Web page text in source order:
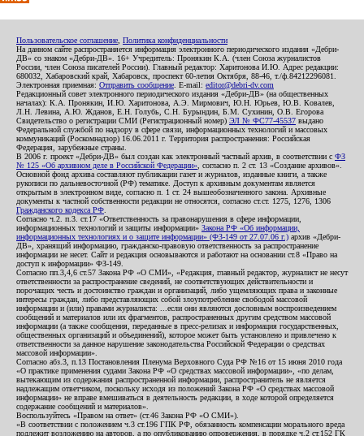
Пользовательское соглашение Политика конфиденциальности
На данном сайте распространяется информация электронного периодического издания «Дебри-
ДВ» со знаком «Дебри-ДВ». 16+ Учредитель: Пронякин К.А. (член Союза журналистов
России, член Союза писателей России). Главный редактор: Харитонова И.Ю. Адрес редакции:
680032, Хабаровский край, Хабаровск, проспект 60-летия Октября, 88-46, т./ф.84212296081.
Электронная приемная: Отправить сообщение . E-mail: editor@debri-dv.com
Редакционный совет электронного периодического издания «Дебри-ДВ» (на общественных
началах): К.А. Пронякин, И.Ю. Харитонова, А.Э. Мирмович, Ю.Н. Юрьев, Ю.В. Ковалев,
Л.Н. Левина, А.Ю. Жданов, Е.Н. Голубь, С.Н. Бурындин, Б.М. Сухинин, О.В. Егорова
Свидетельство о регистрации СМИ (Регистрационный номер) ЭЛ № ФС77-45537 выдано
Федеральной службой по надзору в сфере связи, информационных технологий и массовых
коммуникаций (Роскомнадзор) 16.06.2011 г. Территория распространения: Российская
Федерация, зарубежные страны.
В 2006 г. проект «Дебри-ДВ» был создан как электронный частный архив, в соответствии с ФЗ
№ 125 «Об архивном деле в Российской Федерации» , согласно п. 2 ст. 13 «Создание архивов».
Основной фонд архива составляют публикации газет и журналов, изданные книги, а также
рукописи по дальневосточной (РФ) тематике. Доступ к архивным документам является
открытым в электронном виде, согласно п. 1 ст. 24 вышеобозначенного закона. Архивные
документы к частной собственности редакции не относятся, согласно ст.ст. 1275, 1276, 1306
Гражданского кодекса РФ
Согласно ч.2. п.3. ст.17 «Ответственность за правонарушения в сфере информации,
информационных технологий и защиты информации» Закона РФ «Об информации,
информационных технологиях и о защите информации» (ФЗ-149 от 27.07.06 г.) архив «Дебри-
ДВ», хранящий информацию, гражданско-правовую ответственность за распространение
информации не несет. Сайт и редакция основываются и работают на основании ст.8 «Право на
доступ к информации» ФЗ-149.
Согласно пп.3,4,6 ст.57 Закона РФ «О СМИ», «Редакция, главный редактор, журналист не несут
ответственности за распространение сведений, не соответствующих действительности и
порочащих честь и достоинство граждан и организаций, либо ущемляющих права и законные
интересы граждан, либо представляющих собой злоупотребление свободой массовой
информации и (или) правами журналиста: ...если они являются дословным воспроизведением
сообщений и материалов или их фрагментов, распространенных другим средством массовой
информации (а также сообщения, переданные в пресс-релизах и информация государственных,
общественных организаций и объединений), которое может быть установлено и привлечено к
ответственности за данное нарушение законодательства Российской Федерации о средствах
массовой информации».
Согласно абз.3, п.13 Постановления Пленума Верховного Суда РФ №16 от 15 июня 2010 года
«О практике применения судами Закона РФ «О средствах массовой информации», «по делам,
вытекающим из содержания распространенной информации, распространитель не является
надлежащим ответчиком, поскольку исходя из положений Закона РФ «О средствах массовой
информации» не вправе вмешиваться в деятельность редакции, в ходе которой определяется
содержание сообщений и материалов».
Воспользуйтесь «Правом на ответ» (ст.46 Закона РФ «О СМИ»).
«В соответствии с положением ч.3 ст.196 ГПК РФ, обязанность компенсации морального вреда
подлежит возложению на авторов, а по опубликованию опровержения, в порядке ч.2 ст.152 ГК